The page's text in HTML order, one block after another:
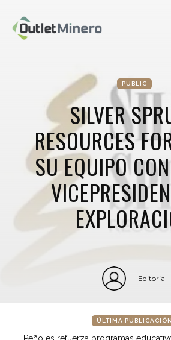
PUBLIC
SILVER
RESOURCES
SU EQUIPO
Editorial
ÚLTIMA PUBLICACIÓN